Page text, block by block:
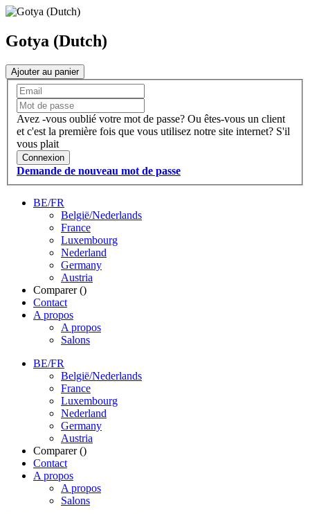
Gotya (Dutch)
Ajouter au panier
Avez -vous oublié votre mot de passe? Ou êtes-vous un client
et c'est la première fois que vous utilisez notre site internet? S'il
vous plait
Connexion
Demande de nouveau mot de passe
BE/FR
België/Nederlands
France
Luxembourg
Nederland
Germany
Austria
Comparer ()
Contact
A propos
A propos
Salons
BE/FR
België/Nederlands
France
Luxembourg
Nederland
Germany
Austria
Comparer ()
Contact
A propos
A propos
Salons